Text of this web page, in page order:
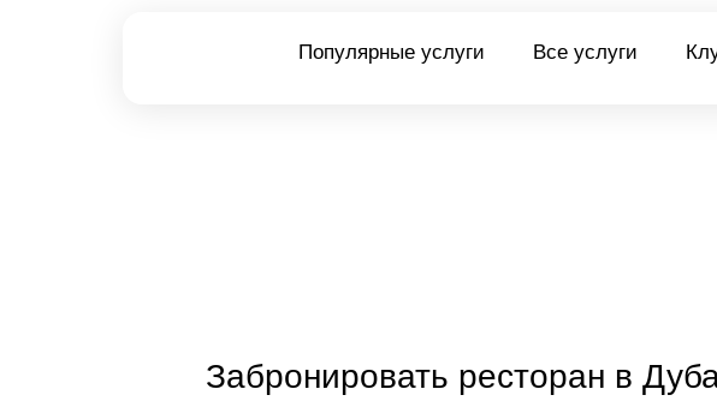
Популярные услуги Все услуги
Забронировать ресторан в